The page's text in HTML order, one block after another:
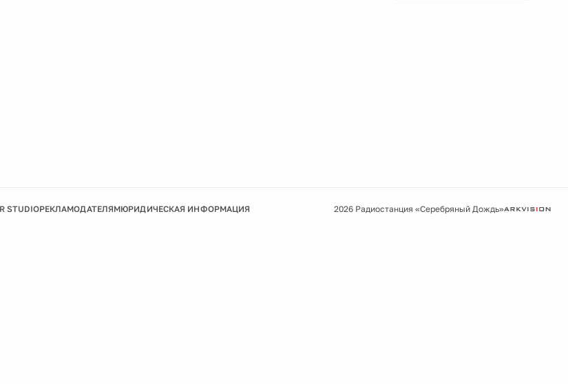
STUDIOРЕКЛАМОДАТЕЛЯМЮРИДИЧЕСКАЯ ИНФОРМАЦИЯ 2026 Радиостанция «Серебряный Дождь»